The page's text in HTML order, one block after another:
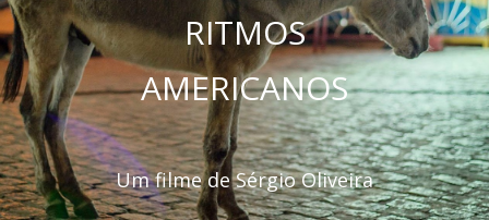
RITMOS
AMERICANOS
Um filme de Sérgio Oliveira